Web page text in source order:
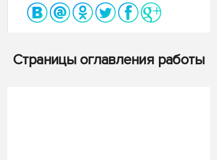
Страницы оглавления работы